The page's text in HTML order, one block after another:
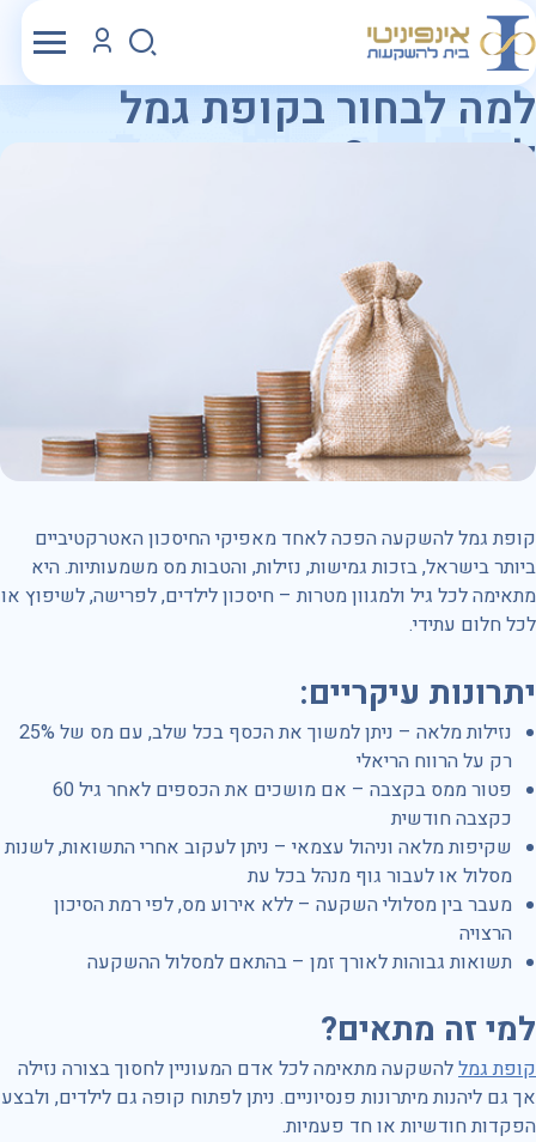
למה לבחור בקופת גמל
להשקעה?
קופת גמל להשקעה הפכה לאחד מאפיקי החיסכון האטרקטיביים
ביותר בישראל, בזכות גמישות, נזילות, והטבות מס משמעותיות. היא
מתאימה לכל גיל ולמגוון מטרות – חיסכון לילדים, לפרישה, לשיפוץ או
לכל חלום עתידי.
יתרונות עיקריים:
נזילות מלאה – ניתן למשוך את הכסף בכל שלב, עם מס של 25%
רק על הרווח הריאלי
פטור ממס בקצבה – אם מושכים את הכספים לאחר גיל 60
כקצבה חודשית
שקיפות מלאה וניהול עצמאי – ניתן לעקוב אחרי התשואות, לשנות
מסלול או לעבור גוף מנהל בכל עת
מעבר בין מסלולי השקעה – ללא אירוע מס, לפי רמת הסיכון
הרצויה
תשואות גבוהות לאורך זמן – בהתאם למסלול ההשקעה
למי זה מתאים?
קופת גמללהשקעה מתאימה לכל אדם המעוניין לחסוך בצורה נזילה
אך גם ליהנות מיתרונות פנסיוניים. ניתן לפתוח קופה גם לילדים, ולבצע
הפקדות חודשיות או חד פעמיות.